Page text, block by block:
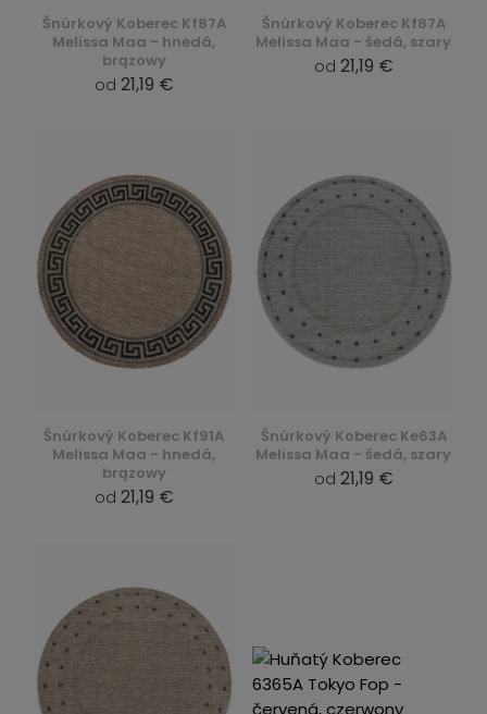
Šnúrkový Koberec Kf87A
Melissa Maa - hnedá,
brązowy
od 21,19 €
Šnúrkový Koberec Kf87A
Melissa Maa - šedá, szary
od 21,19 €
Šnúrkový Koberec Kf91A
Melissa Maa - hnedá,
brązowy
od 21,19 €
Šnúrkový Koberec Ke63A
Melissa Maa - šedá, szary
od 21,19 €